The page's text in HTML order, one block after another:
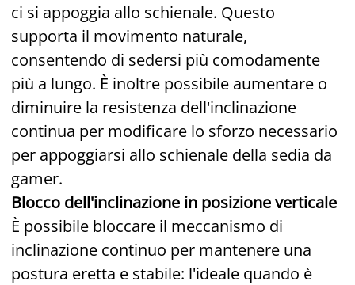
ci si appoggia allo schienale. Questo
supporta il movimento naturale,
consentendo di sedersi più comodamente
più a lungo. È inoltre possibile aumentare o
diminuire la resistenza dell'inclinazione
continua per modificare lo sforzo necessario
per appoggiarsi allo schienale della sedia da
gamer.
Blocco dell'inclinazione in posizione verticale
È possibile bloccare il meccanismo di
inclinazione continuo per mantenere una
postura eretta e stabile: l'ideale quando è